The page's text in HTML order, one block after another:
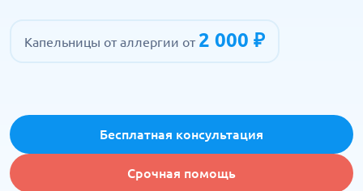
Капельницы от аллергии от 2 000 ₽
Бесплатная консультация
Срочная помощь